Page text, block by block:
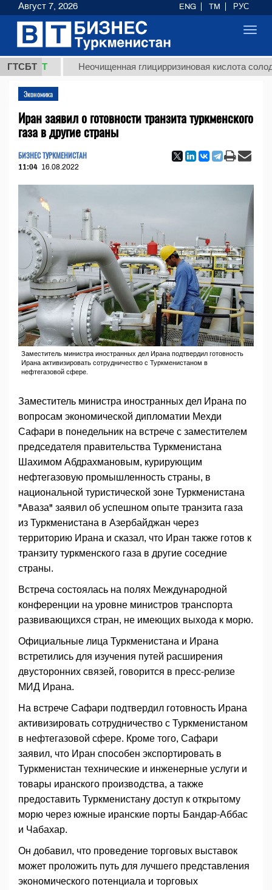
ГТСБТ Неочищенная глицирризиновая кислота солодкового
Экономика
Иран заявил о готовности транзита туркменского
газа в другие страны
БИЗНЕС ТУРКМЕНИСТАН
11:04 16.08.2022
Заместитель министра иностранных дел Ирана подтвердил готовность
Ирана активизировать сотрудничество с Туркменистаном в
нефтегазовой сфере.
Заместитель министра иностранных дел Ирана по
вопросам экономической дипломатии Мехди
Сафари в понедельник на встрече с заместителем
председателя правительства Туркменистана
Шахимом Абдрахмановым, курирующим
нефтегазовую промышленность страны, в
национальной туристической зоне Туркменистана
"Аваза" заявил об успешном опыте транзита газа
из Туркменистана в Азербайджан через
территорию Ирана и сказал, что Иран также готов к
транзиту туркменского газа в другие соседние
страны.
Встреча состоялась на полях Международной
конференции на уровне министров транспорта
развивающихся стран, не имеющих выхода к морю.
Официальные лица Туркменистана и Ирана
встретились для изучения путей расширения
двусторонних связей, говорится в пресс-релизе
МИД Ирана.
На встрече Сафари подтвердил готовность Ирана
активизировать сотрудничество с Туркменистаном
в нефтегазовой сфере. Кроме того, Сафари
заявил, что Иран способен экспортировать в
Туркменистан технические и инженерные услуги и
товары иранского производства, а также
предоставить Туркменистану доступ к открытому
морю через южные иранские порты Бандар-Аббас
и Чабахар.
Он добавил, что проведение торговых выставок
может проложить путь для лучшего представления
экономического потенциала и торговых
Август 7, 2026 ENG TM РУС